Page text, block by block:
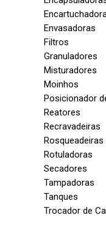
Envasadoras
Filtros
Granuladores
Misturadores
Moinhos
Posicionador
Reatores
Recravadeiras
Rosqueadeiras
Rotuladoras
Secadores
Tampadoras
Tanques
Trocador de